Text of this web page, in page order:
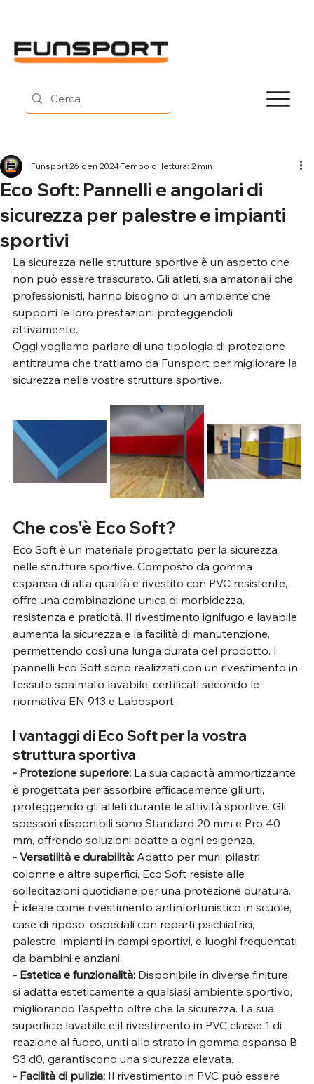
Eco Soft: Pannelli e angolari di
sicurezza per palestre e impianti
sportivi
Funsport26 gen 2024Tempo di lettura: 2 min
La sicurezza nelle strutture sportive è un aspetto che
non può essere trascurato. Gli atleti, sia amatoriali che
professionisti, hanno bisogno di un ambiente che
supporti le loro prestazioni proteggendoli
attivamente.
Oggi vogliamo parlare di una tipologia di protezione
antitrauma che trattiamo da Funsport per migliorare la
sicurezza nelle vostre strutture sportive.
Che cos'è Eco Soft?
Eco Soft è un materiale progettato per la sicurezza
nelle strutture sportive. Composto da gomma
espansa di alta qualità e rivestito con PVC resistente,
offre una combinazione unica di morbidezza,
resistenza e praticità. Il rivestimento ignifugo e lavabile
aumenta la sicurezza e la facilità di manutenzione,
permettendo così una lunga durata del prodotto. I
pannelli Eco Soft sono realizzati con un rivestimento in
tessuto spalmato lavabile, certificati secondo le
normativa EN 913 e Labosport.
I vantaggi di Eco Soft per la vostra
struttura sportiva
- Protezione superiore: La sua capacità ammortizzante
è progettata per assorbire efficacemente gli urti,
proteggendo gli atleti durante le attività sportive. Gli
spessori disponibili sono Standard 20 mm e Pro 40
mm, offrendo soluzioni adatte a ogni esigenza.
- Versatilità e durabilità: Adatto per muri, pilastri,
colonne e altre superfici, Eco Soft resiste alle
sollecitazioni quotidiane per una protezione duratura.
È ideale come rivestimento antinfortunistico in scuole,
case di riposo, ospedali con reparti psichiatrici,
palestre, impianti in campi sportivi, e luoghi frequentati
da bambini e anziani.
- Estetica e funzionalità: Disponibile in diverse finiture,
si adatta esteticamente a qualsiasi ambiente sportivo,
migliorando l'aspetto oltre che la sicurezza. La sua
superficie lavabile e il rivestimento in PVC classe 1 di
reazione al fuoco, uniti allo strato in gomma espansa B
S3 d0, garantiscono una sicurezza elevata.
- Facilità di pulizia: Il rivestimento in PVC può essere